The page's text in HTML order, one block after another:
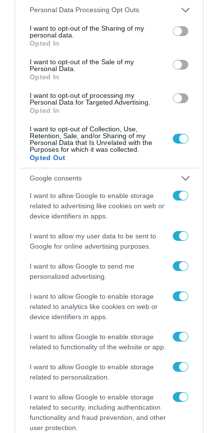
Please note that this website/app uses one or more Google
not limited to your visit or usage behaviour. You may click to
grant or deny consent to Google and its third-party tags to
use your data for below specified purposes in below Google
consent section.
Personal Data Processing Opt Outs
I want to opt-out of the Sharing of my
personal data.
Opted In
I want to opt-out of the Sale of my
Personal Data.
Opted In
I want to opt-out of processing my
Personal Data for Targeted Advertising.
Opted In
I want to opt-out of Collection, Use,
Retention, Sale, and/or Sharing of my
Personal Data that Is Unrelated with the
Purposes for which it was collected.
Opted Out
Google consents
I want to allow Google to enable storage
related to advertising like cookies on web or
device identifiers in apps.
I want to allow my user data to be sent to
Google for online advertising purposes.
I want to allow Google to send me
personalized advertising.
I want to allow Google to enable storage
related to analytics like cookies on web or
device identifiers in apps.
I want to allow Google to enable storage
related to functionality of the website or app.
I want to allow Google to enable storage
related to personalization.
I want to allow Google to enable storage
related to security, including authentication
functionality and fraud prevention, and other
user protection.
για τα πρόστιμα σε
αφορούν τους ΦΗΜ
31.07.2026
Σ. Καλαφάτης: «Η
Τεχνητή Νοημοσύνη
δεν είναι απλώς μια
μια νέα βιομηχανική
επανάσταση»
Νέος οδηγός του ΕΚΤ
των ελληνικών
επιχειρήσεων στον
χώρο της άμυνας
31.07.2026
Η πιο ταξιδιάρικη
βαλίτσα του φετινού
υπογραφή της Xiaomi
31.07.2026
ΔΗΜΟΣΙΑ ΔΙΟΙΚΗΣΗ